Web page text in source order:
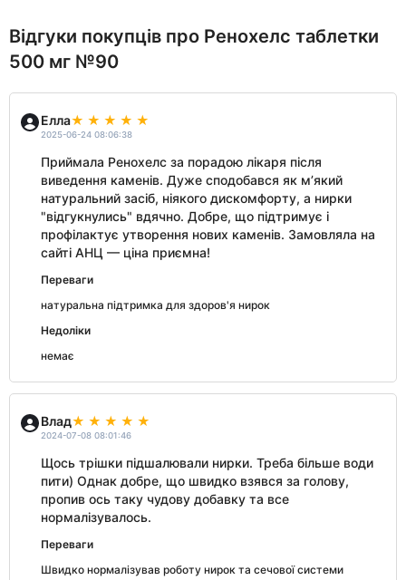
Відгуки покупців про Ренохелс таблетки
500 мг №90
Елла
2025-06-24 08:06:38
Приймала Ренохелс за порадою лікаря після
виведення каменів. Дуже сподобався як м’який
натуральний засіб, ніякого дискомфорту, а нирки
"відгукнулись" вдячно. Добре, що підтримує і
профілактує утворення нових каменів. Замовляла на
сайті АНЦ — ціна приємна!
Переваги
натуральна підтримка для здоров'я нирок
Недоліки
немає
Влад
2024-07-08 08:01:46
Щось трішки підшалювали нирки. Треба більше води
пити) Однак добре, що швидко взявся за голову,
пропив ось таку чудову добавку та все
нормалізувалось.
Переваги
Швидко нормалізував роботу нирок та сечової системи